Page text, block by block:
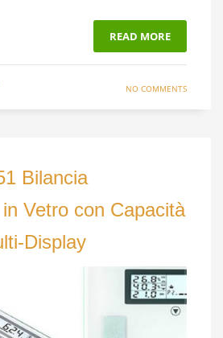
READ MORE
NO COMMENTS
Bilancia
Vetro con Capacità
Display